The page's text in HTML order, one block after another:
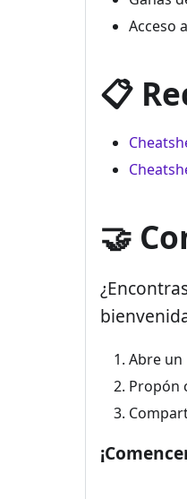
Acceso
📋
🤝
Abre un
Propón